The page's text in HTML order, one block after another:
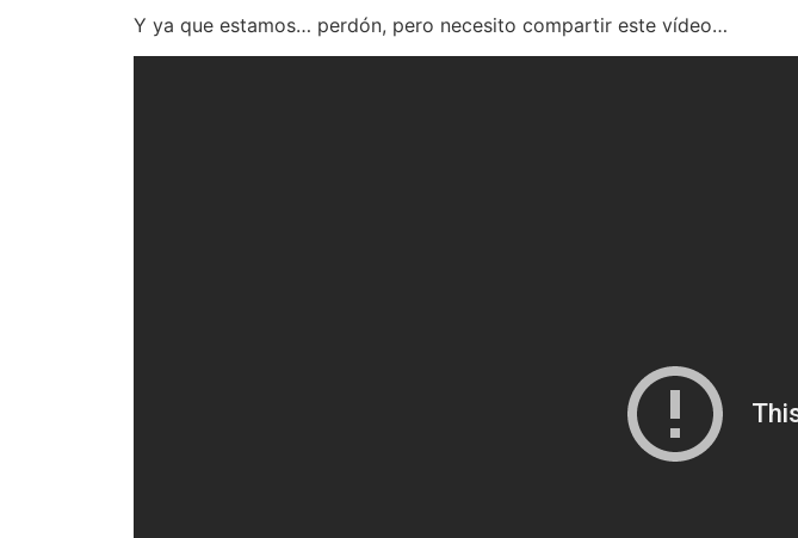
Y ya que estamos… perdón, pero necesito compartir este vídeo…